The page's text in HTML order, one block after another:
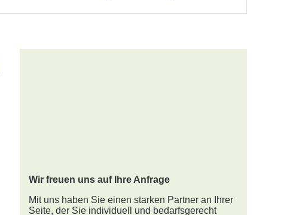
Wir freuen uns auf Ihre Anfrage
Mit uns haben Sie einen starken Partner an Ihrer
Seite, der Sie individuell und bedarfsgerecht